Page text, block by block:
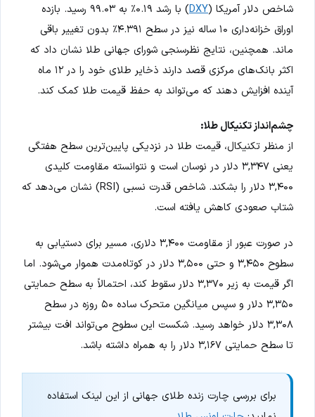
شاخص دلار آمریکا (DXY
) با رشد ۰.۱۹٪ به ۹۹.۰۳ رسید. بازده
اوراق خزانه‌داری ۱۰ ساله نیز در سطح ۴.۳۹۱٪ بدون تغییر باقی
ماند. همچنین، نتایج نظرسنجی شورای جهانی طلا نشان داد که
اکثر بانک‌های مرکزی قصد دارند ذخایر طلای خود را در ۱۲ ماه
آینده افزایش دهند که می‌تواند به حفظ قیمت طلا کمک کند.
چشم‌انداز تکنیکال طلا:
از منظر تکنیکال، قیمت طلا در نزدیکی پایین‌ترین سطح هفتگی
یعنی ۳,۳۴۷ دلار در نوسان است و نتوانسته مقاومت کلیدی
۳,۴۰۰ دلار را بشکند. شاخص قدرت نسبی (RSI) نشان می‌دهد که
شتاب صعودی کاهش یافته است.
در صورت عبور از مقاومت ۳,۴۰۰ دلاری، مسیر برای دستیابی به
سطوح ۳,۴۵۰ و حتی ۳,۵۰۰ دلار در کوتاه‌مدت هموار می‌شود. اما
اگر قیمت به زیر ۳,۳۷۰ دلار سقوط کند، احتمالاً به سطح حمایتی
۳,۳۵۰ دلار و سپس میانگین متحرک ساده ۵۰ روزه در سطح
۳,۳۰۸ دلار خواهد رسید. شکست این سطوح می‌تواند افت بیشتر
تا سطح حمایتی ۳,۱۶۷ دلار را به همراه داشته باشد.
برای بررسی چارت زنده طلای جهانی از این لینک استفاده